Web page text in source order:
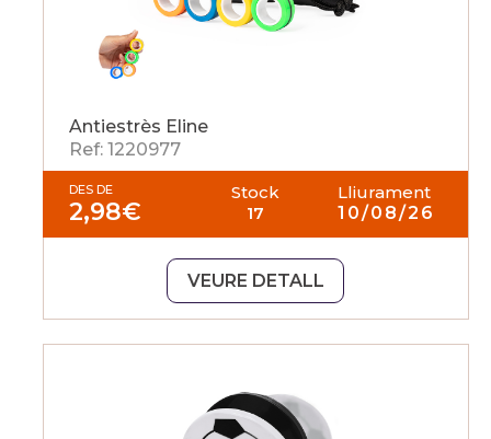
Antiestrès Eline
Ref: 1220977
DES DE
2,98€
Stock
17
Lliurament
10/08/26
VEURE DETALL